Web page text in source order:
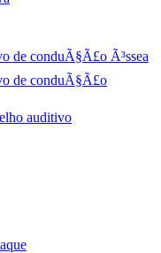
de conduÃ§Ã£o Ã³ssea
de conduÃ§Ã£o
auditivo